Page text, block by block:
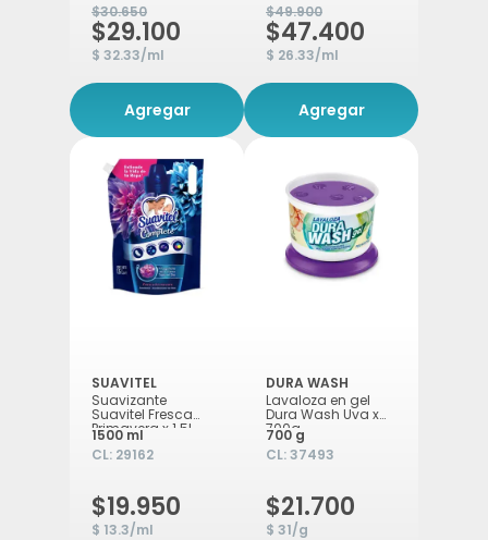
$30.650
$29.100
$ 32.33/ml
Agregar
$49.900
$47.400
$ 26.33/ml
Agregar
SUAVITEL
Suavizante
Suavitel Fresca
Primavera x 1.5L
1500 ml
CL: 29162
$19.950
$ 13.3/ml
DURA WASH
Lavaloza en gel
Dura Wash Uva x
700g
700 g
CL:37493
$21.700
$ 31/g